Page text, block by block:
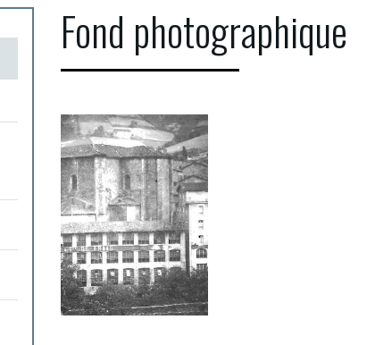
Fond photographique